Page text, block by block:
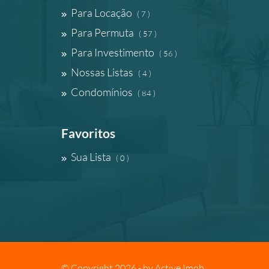
Para Locação ( 7 )
Para Permuta ( 57 )
Para Investimento ( 56 )
Nossas Listas ( 4 )
Condomínios ( 84 )
Favoritos
Sua Lista ( 0 )